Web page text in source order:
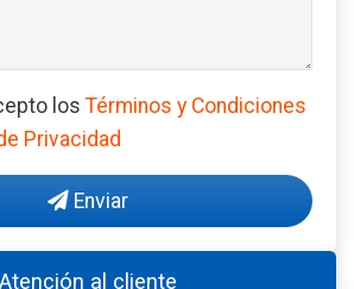
los Términos y Condiciones
Privacidad
Enviar
Atención al cliente